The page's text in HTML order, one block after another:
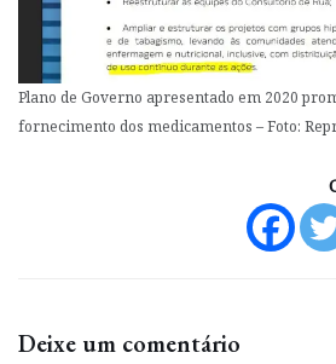
Plano de Governo apresentado em 2020
fornecimento dos medicamentos – Foto:
Deixe um comentário